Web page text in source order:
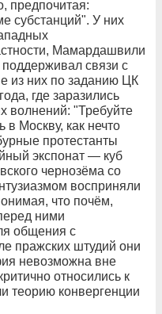
предпочитая:
субстанций". У них
Мамардашвили
связи с
из них по заданию ЦК
где заразились
волнений: "Требуйте
Москву, как нечто
протестанты
экспонат — куб
чернозёма со
восприняли
что почём,
ними
общения с
пражских штудий они
невозможна вне
относились к
теорию конвергенции